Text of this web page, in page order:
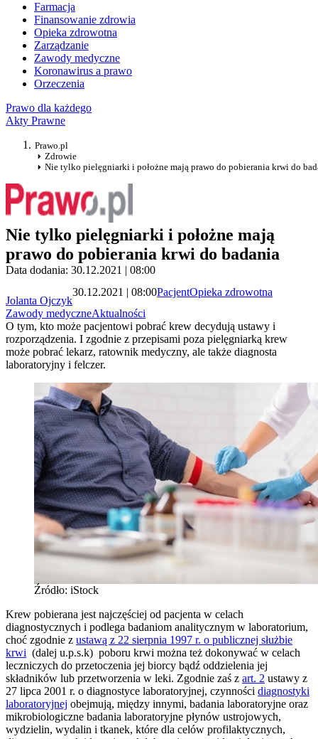
Farmacja
Finansowanie zdrowia
Opieka zdrowotna
Zarządzanie
Zawody medyczne
Koronawirus a prawo
Orzeczenia
Prawo dla każdego
Akty Prawne
Prawo.pl
Zdrowie
Nie tylko pielęgniarki i położne mają prawo do pobierania krwi do
Nie tylko pielęgniarki i położne mają
prawo do pobierania krwi do badania
Data dodania: 30.12.2021 | 08:00
Jolanta Ojczyk
30.12.2021 | 08:00PacjentOpieka zdrowotna
Zawody medyczneAktualności
O tym, kto może pacjentowi pobrać krew decydują ustawy i
rozporządzenia. I zgodnie z przepisami poza pielęgniarką krew
może pobrać lekarz, ratownik medyczny, ale także diagnosta
laboratoryjny i felczer.
Źródło: iStock
Krew pobierana jest najczęściej od pacjenta w celach
diagnostycznych i podlega badaniom analitycznym w laboratorium,
choć zgodnie z ustawą z 22 sierpnia 1997 r. o publicznej służbie
krwi (dalej u.p.s.k) poboru krwi można też dokonywać w celach
leczniczych do przetoczenia jej biorcy bądź oddzielenia jej
składników lub przetworzenia w leki. Zgodnie zaś z art. 2 ustawy z
27 lipca 2001 r. o diagnostyce laboratoryjnej, czynności diagnostyki
laboratoryjnej obejmują, między innymi, badania laboratoryjne oraz
mikrobiologiczne badania laboratoryjne płynów ustrojowych,
wydzielin, wydalin i tkanek, które dla celów profilaktycznych,